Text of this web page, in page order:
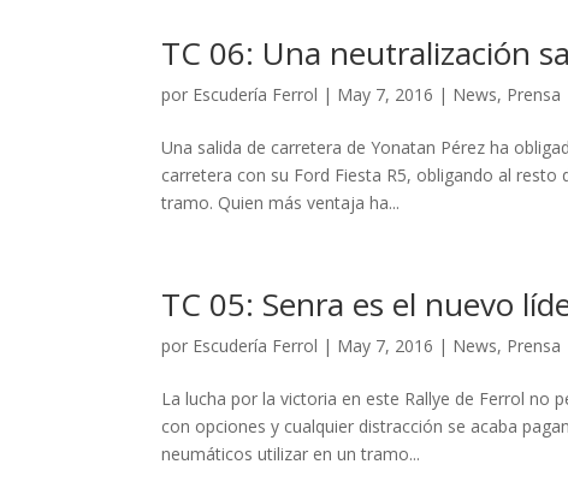
TC 06: Una neutralización
por Escudería Ferrol | May 7, 2016 | News, Prensa
Una salida de carretera de Yonatan Pérez ha
carretera con su Ford Fiesta R5, obligando al
tramo. Quien más ventaja ha...
TC 05: Senra es el nuevo
por Escudería Ferrol | May 7, 2016 | News, Prensa
La lucha por la victoria en este Rallye de Ferrol no
con opciones y cualquier distracción se acaba
neumáticos utilizar en un tramo...